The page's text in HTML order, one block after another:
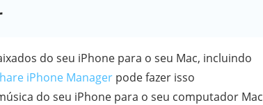
do seu iPhone para o seu Mac, incluindo
iPhone Manager pode fazer isso
do seu iPhone para o seu computador Mac